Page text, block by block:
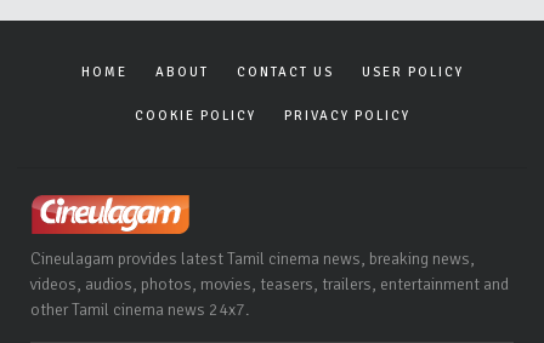
HOME ABOUT CONTACT US USER POLICY
COOKIE POLICY PRIVACY POLICY
Cineulagam provides latest Tamil cinema news, breaking news,
videos, audios, photos, movies, teasers, trailers, entertainment and
other Tamil cinema news 24x7.